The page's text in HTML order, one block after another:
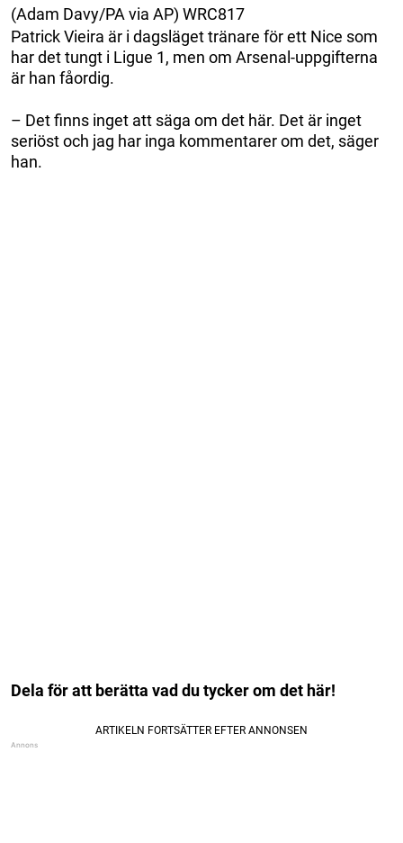
(Adam Davy/PA via AP) WRC817
Patrick Vieira är i dagsläget tränare för ett Nice som
har det tungt i Ligue 1, men om Arsenal-uppgifterna
är han fåordig.
– Det finns inget att säga om det här. Det är inget
seriöst och jag har inga kommentarer om det, säger
han.
Dela för att berätta vad du tycker om det här!